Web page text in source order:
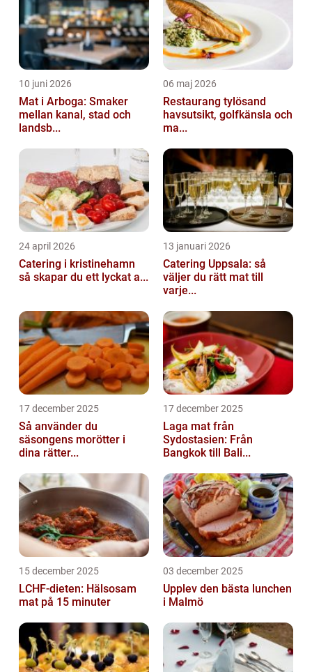
10 juni 2026
Mat i Arboga: Smaker
mellan kanal, stad och
landsb...
06 maj 2026
Restaurang tylösand
havsutsikt, golfkänsla och
ma...
24 april 2026
Catering i kristinehamn
så skapar du ett lyckat a...
13 januari 2026
Catering Uppsala: så
väljer du rätt mat till
varje...
17 december 2025
Så använder du
säsongens morötter i
dina rätter...
17 december 2025
Laga mat från
Sydostasien: Från
Bangkok till Bali...
15 december 2025
LCHF-dieten: Hälsosam
mat på 15 minuter
03 december 2025
Upplev den bästa lunchen
i Malmö